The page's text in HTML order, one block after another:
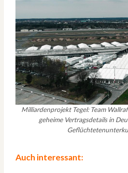
Milliardenprojekt Tegel: Team
geheime Vertragsdetails in
Auch interessant: